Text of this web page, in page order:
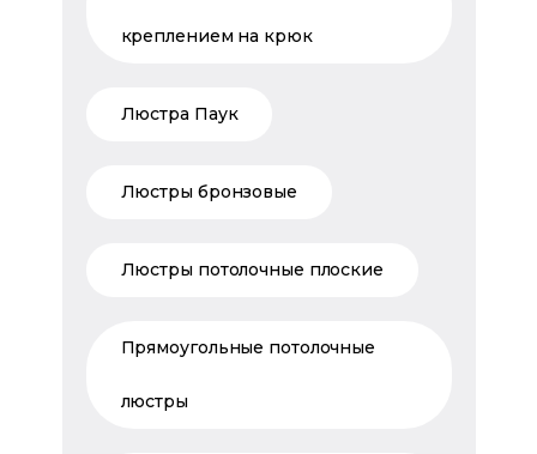
креплением на крюк
Люстра Паук
Люстры бронзовые
Люстры потолочные плоские
Прямоугольные потолочные
люстры